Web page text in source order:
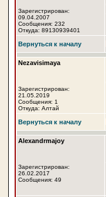
Зарегистрирован:
09.04.2007
Сообщения: 232
Откуда: 89130939401
Вернуться к началу
Nezavisimaya
Зарегистрирован:
21.05.2019
Сообщения: 1
Откуда: Алтай
Вернуться к началу
Alexandrmajoy
Зарегистрирован:
26.02.2017
Сообщения: 49